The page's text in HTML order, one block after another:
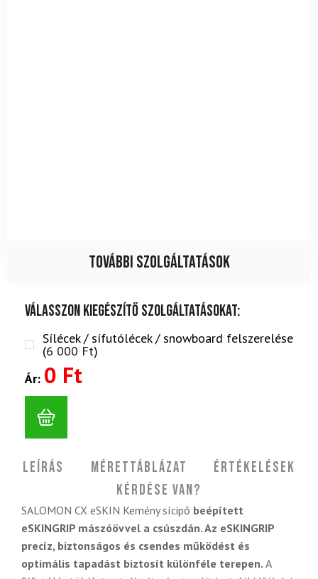
További szolgáltatások
Válasszon kiegészítő szolgáltatásokat:
Sílécek / sífutólécek / snowboard felszerelése
(6 000 Ft)
Ár: 0 Ft
Leírás Mérettáblázat
Értékelések
Kérdése van?
SALOMON CX eSKIN Kemény sícipő beépített
eSKINGRIP mászóövvel a csúszdán. Az eSKINGRIP
precíz, biztonságos és csendes működést és
optimális tapadást biztosít különféle terepen. A